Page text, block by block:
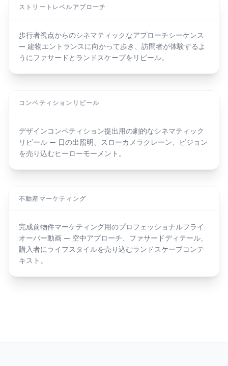
ストリートレベルアプローチ
歩行者視点からのシネマティックなアプローチシーケンス
— 建物エントランスに向かって歩き、訪問者が体験するよ
うにファサードとランドスケープをリビール。
コンペティションリビール
デザインコンペティション提出用の劇的なシネマティック
リビール — 日の出照明、スローカメラクレーン、ビジョン
を売り込むヒーローモーメント。
不動産マーケティング
完成前物件マーケティング用のプロフェッショナルフライ
オーバー動画 — 空中アプローチ、ファサードディテール、
購入者にライフスタイルを売り込むランドスケープコンテ
キスト。